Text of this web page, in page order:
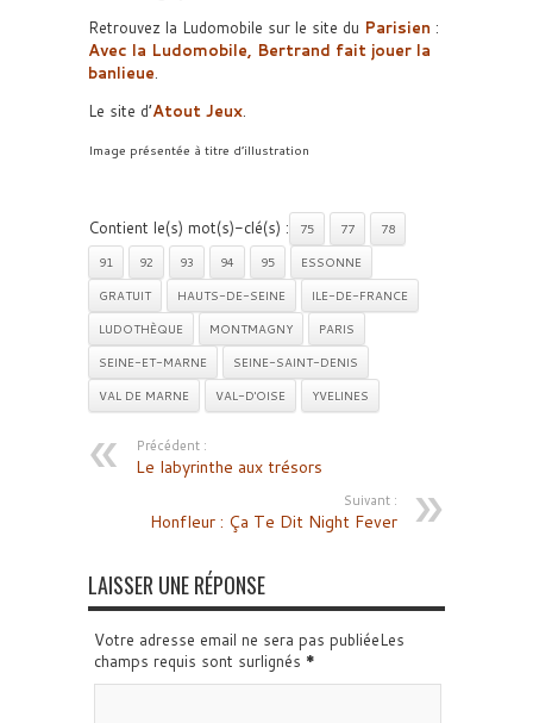
Retrouvez la Ludomobile sur le site du Parisien :
Avec la Ludomobile, Bertrand fait jouer la
banlieue.
Le site d’Atout Jeux.
Image présentée à titre d’illustration
Contient le(s) mot(s)-clé(s) : 75 77
78
91
92 93 94 95
ESSONNE
GRATUIT
HAUTS-DE-SEINE
ILE-DE-FRANCE
LUDOTHÈQUE
MONTMAGNY
PARIS
SEINE-ET-MARNE
SEINE-SAINT-DENIS
VAL DE MARNE
VAL-D'OISE YVELINES
Précédent :
Le labyrinthe aux trésors
Suivant :
Honfleur : Ça Te Dit Night Fever
LAISSER UNE RÉPONSE
Votre adresse email ne sera pas publiéeLes
champs requis sont surlignés *